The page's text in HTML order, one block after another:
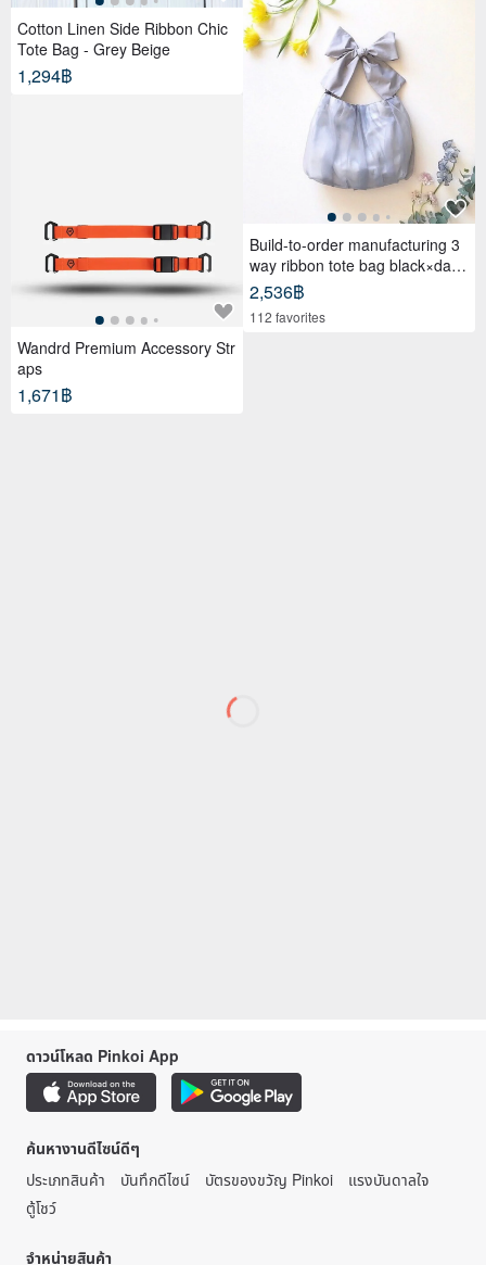
Cotton Linen Side Ribbon Chic
Tote Bag - Grey Beige
1,294฿
Wandrd Premium Accessory Str
aps
1,671฿
Build-to-order manufacturing 3
way ribbon tote bag black×dark
gray
2,536฿
112 favorites
ดาวน์โหลด Pinkoi App
ค้นหางานดีไซน์ดีๆ
ประเภทสินค้า
บันทึกดีไซน์ บัตรของขวัญ Pinkoi
แรงบันดาลใจ
ตู้โชว์
จำหน่ายสินค้า